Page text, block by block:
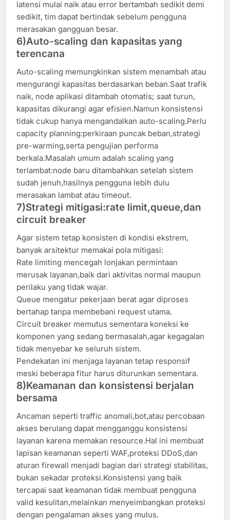
latensi mulai naik atau error bertambah sedikit demi
sedikit, tim dapat bertindak sebelum pengguna
merasakan gangguan besar.
6)Auto-scaling dan kapasitas yang
terencana
Auto-scaling memungkinkan sistem menambah atau
mengurangi kapasitas berdasarkan beban.Saat trafik
naik, node aplikasi ditambah otomatis; saat turun,
kapasitas dikurangi agar efisien.Namun konsistensi
tidak cukup hanya mengandalkan auto-scaling.Perlu
capacity planning:perkiraan puncak beban,strategi
pre-warming,serta pengujian performa
berkala.Masalah umum adalah scaling yang
terlambat:node baru ditambahkan setelah sistem
sudah jenuh,hasilnya pengguna lebih dulu
merasakan lambat atau timeout.
7)Strategi mitigasi:rate limit,queue,dan
circuit breaker
Agar sistem tetap konsisten di kondisi ekstrem,
banyak arsitektur memakai pola mitigasi:
Rate limiting mencegah lonjakan permintaan
merusak layanan,baik dari aktivitas normal maupun
perilaku yang tidak wajar.
Queue mengatur pekerjaan berat agar diproses
bertahap tanpa membebani request utama.
Circuit breaker memutus sementara koneksi ke
komponen yang sedang bermasalah,agar kegagalan
tidak menyebar ke seluruh sistem.
Pendekatan ini menjaga layanan tetap responsif
meski beberapa fitur harus diturunkan sementara.
8)Keamanan dan konsistensi berjalan
bersama
Ancaman seperti traffic anomali,bot,atau percobaan
akses berulang dapat mengganggu konsistensi
layanan karena memakan resource.Hal ini membuat
lapisan keamanan seperti WAF,proteksi DDoS,dan
aturan firewall menjadi bagian dari strategi stabilitas,
bukan sekadar proteksi.Konsistensi yang baik
tercapai saat keamanan tidak membuat pengguna
valid kesulitan,melainkan menyeimbangkan proteksi
dengan pengalaman akses yang mulus.